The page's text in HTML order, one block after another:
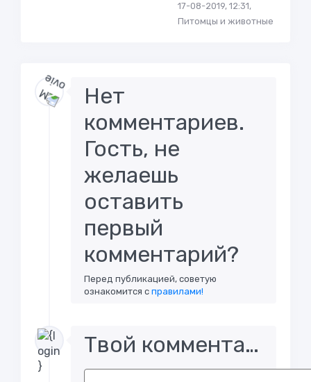
17-08-2019, 12:31,
Питомцы и животные
Нет
комментариев.
Гость, не
желаешь
оставить
первый
комментарий?
Перед публикацией, советую
ознакомится справилами!
Твой комментарий..